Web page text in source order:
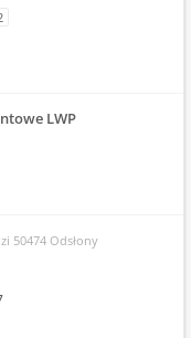
LWP
50474 Odsłony